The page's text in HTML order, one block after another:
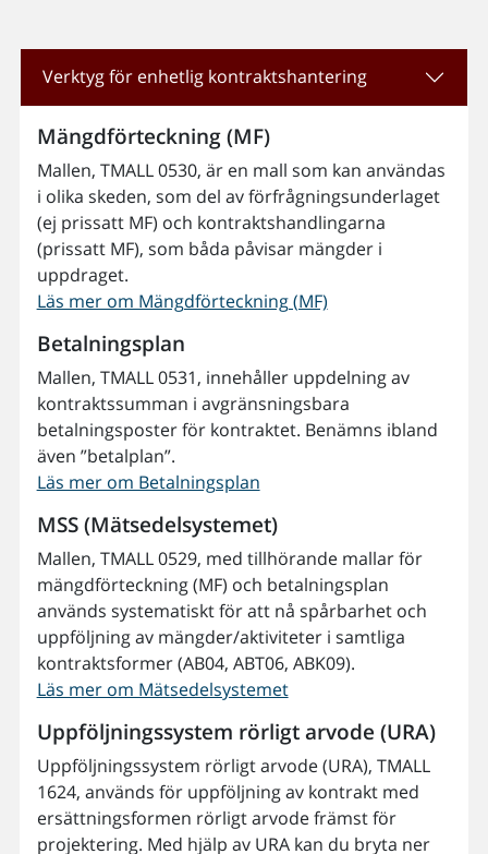
Verktyg för enhetlig kontraktshantering
Mängdförteckning (MF)
Mallen, TMALL 0530, är en mall som kan användas
i olika skeden, som del av förfrågningsunderlaget
(ej prissatt MF) och kontraktshandlingarna
(prissatt MF), som båda påvisar mängder i
uppdraget.
Läs mer om Mängdförteckning (MF)
Betalningsplan
Mallen, TMALL 0531, innehåller uppdelning av
kontraktssumman i avgränsningsbara
betalningsposter för kontraktet. Benämns ibland
även ”betalplan”.
Läs mer om Betalningsplan
MSS (Mätsedelsystemet)
Mallen, TMALL 0529, med tillhörande mallar för
mängdförteckning (MF) och betalningsplan
används systematiskt för att nå spårbarhet och
uppföljning av mängder/aktiviteter i samtliga
kontraktsformer (AB04, ABT06, ABK09).
Läs mer om Mätsedelsystemet
Uppföljningssystem rörligt arvode (URA)
Uppföljningssystem rörligt arvode (URA), TMALL
1624, används för uppföljning av kontrakt med
ersättningsformen rörligt arvode främst för
projektering. Med hjälp av URA kan du bryta ner